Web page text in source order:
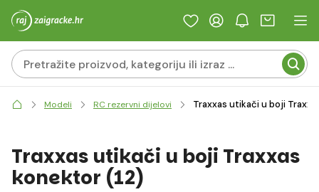
Modeli RC rezervni dijelovi Traxxas utikači u boji
Traxxas utikači u boji Traxxas
konektor (12)